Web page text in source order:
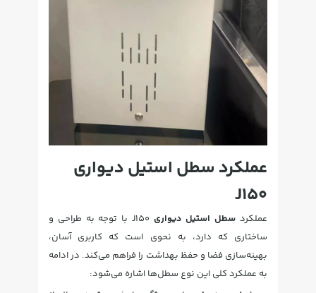
عملکرد سطل استیل دیواری
J150
عملکرد سطل استیل دیواری
J150 با توجه به طراحی و
ساختاری که دارد، به نحوی است که کاربری آسان،
بهینه‌سازی فضا و حفظ بهداشت را فراهم می‌کند. در ادامه
به عملکرد کلی این نوع سطل‌ها اشاره می‌شود: